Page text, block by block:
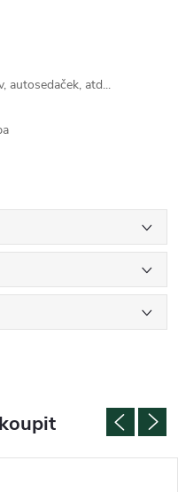
autosedaček, atd...